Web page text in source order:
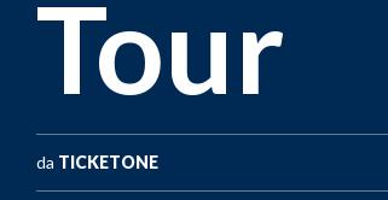
Tour
da TICKETONE